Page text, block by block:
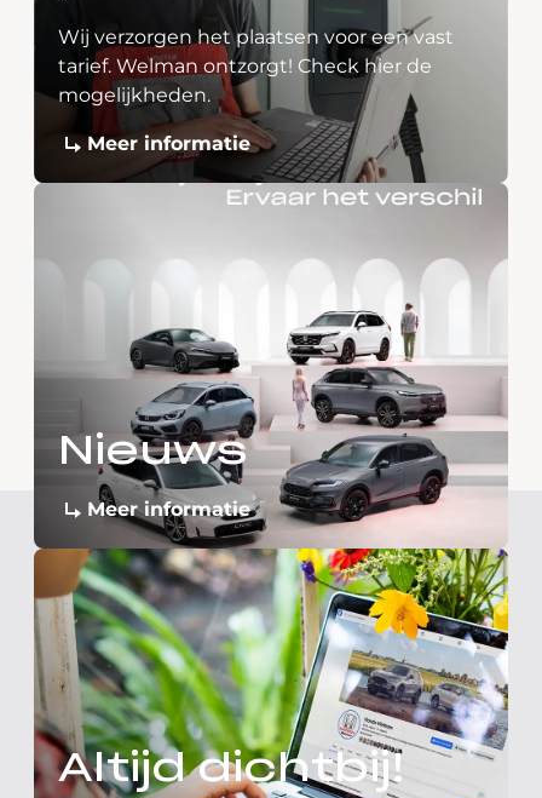
Wij verzorgen het plaatsen voor een vast
tarief. Welman ontzorgt! Check hier de
mogelijkheden.
Meer informatie
Nieuws
Meer informatie
Altijd dichtbij!